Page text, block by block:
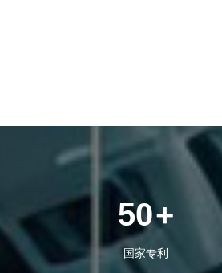
50+
国家专利